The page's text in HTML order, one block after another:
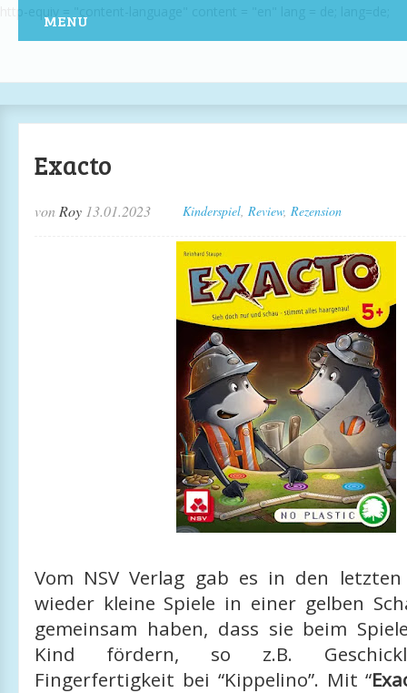
MENU
Exacto
von Roy 13.01.2023 Kinderspiel, Review, Rezension
Vom NSV Verlag gab es in den
wieder kleine Spiele in einer gelben
gemeinsam haben, dass sie beim
Kind fördern, so z.B.
Fingerfertigkeit bei “Kippelino”. Mit “